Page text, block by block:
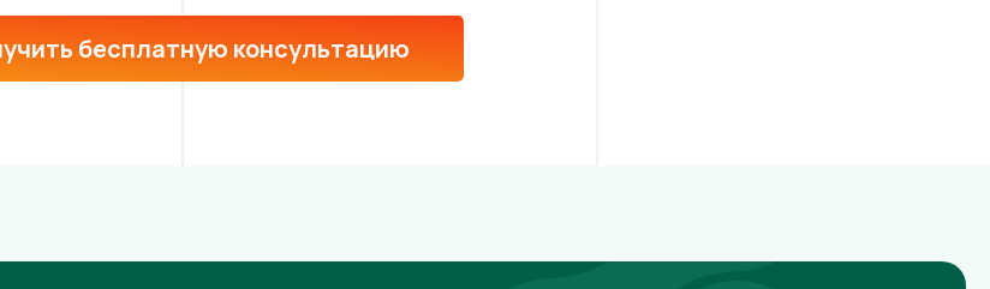
бесплатную консультацию